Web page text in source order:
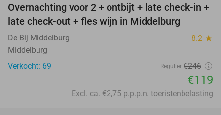
52%
Overnachting voor 2 + ontbijt + late check-in +
late check-out + fles wijn in Middelburg
De Bij Middelburg 8.2 star
Middelburg
Verkocht: 69
Regulier €246
€119
Excl. ca. €2,75 p.p.p.n. toeristenbelasting